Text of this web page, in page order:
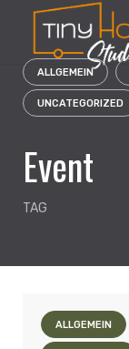
content
ALLGEMEIN
UNCATEGORIZED
Event
TAG
ALLGEMEIN